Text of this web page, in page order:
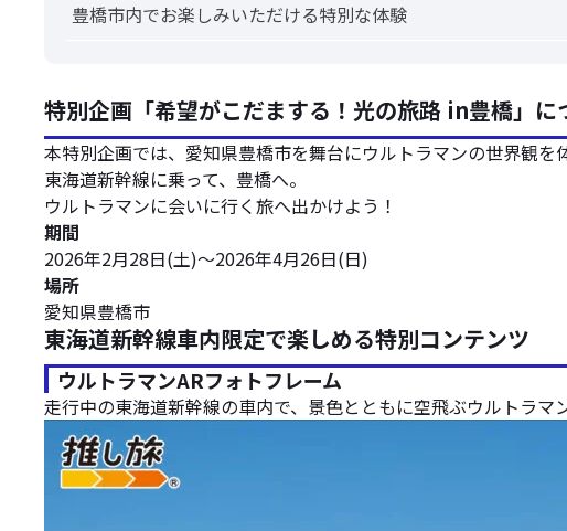
豊橋市内でお楽しみいただける特別な体験
特別企画「希望がこだまする！光の旅路 in豊橋」に
本特別企画では、愛知県豊橋市を舞台にウルトラマンの世界観を
東海道新幹線に乗って、豊橋へ。
ウルトラマンに会いに行く旅へ出かけよう！
期間
2026年2月28日(土)～2026年4月26日(日)
場所
愛知県豊橋市
東海道新幹線車内限定で楽しめる特別コンテンツ
ウルトラマンARフォトフレーム
走行中の東海道新幹線の車内で、景色とともに空飛ぶウルトラマ